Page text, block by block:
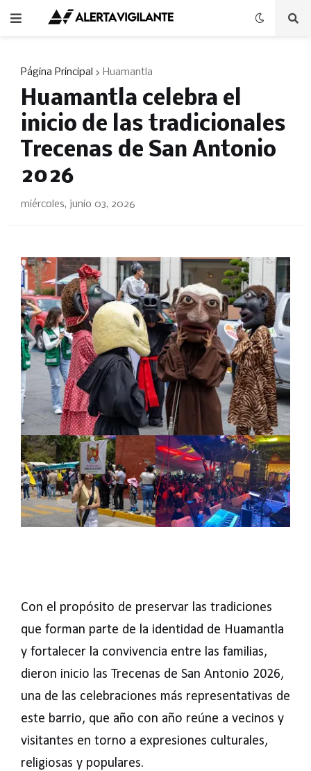
Página Principal Huamantla
Huamantla celebra el
inicio de las tradicionales
Trecenas de San Antonio
2026
miércoles, junio 03, 2026
Con el propósito de preservar las tradiciones
que forman parte de la identidad de Huamantla
y fortalecer la convivencia entre las familias,
dieron inicio las Trecenas de San Antonio 2026,
una de las celebraciones más representativas de
este barrio, que año con año reúne a vecinos y
visitantes en torno a expresiones culturales,
religiosas y populares.